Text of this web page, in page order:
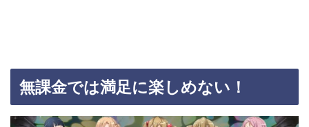
無課金では満足に楽しめない！